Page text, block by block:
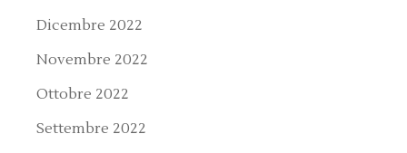
Dicembre 2022
Novembre 2022
Ottobre 2022
Settembre 2022